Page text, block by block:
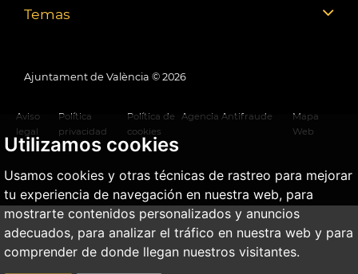
Utilizamos cookies
Usamos cookies y otras técnicas de rastreo para mejorar
tu experiencia de navegación en nuestra web, para
mostrarte contenidos personalizados y anuncios
adecuados, para analizar el tráfico en nuestra web y para
comprender de donde llegan nuestros visitantes.
Temas
Ajuntament de València © 2026
Aviso
legal
Política
privacidad
Política de
cookies
Agencia Antifraude
Mapa
Web